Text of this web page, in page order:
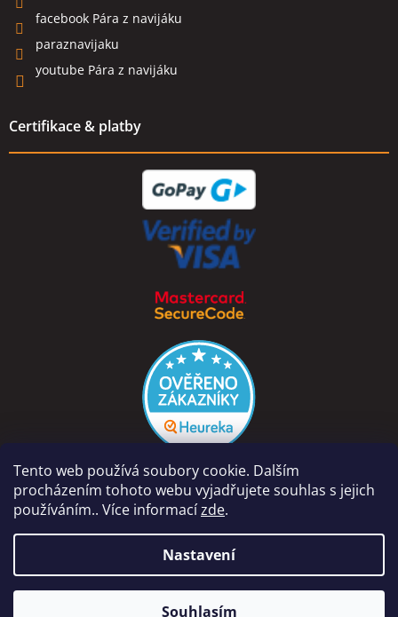
Tento web používá soubory cookie. Dalším
procházením tohoto webu vyjadřujete souhlas s jejich
používáním.. Více informacízde.
Nastavení
Souhlasím
Naše prodejna na adrese Dolní Vinice 454, 277 41 Kly je otevřena
facebook Pára z navijáku
paraznavijaku
youtube Pára z navijáku
Certifikace & platby
Copyright 2026PÁRA Z NAVIJÁKU - Ondřej Rutkowski.
Všechna práva vyhrazena.